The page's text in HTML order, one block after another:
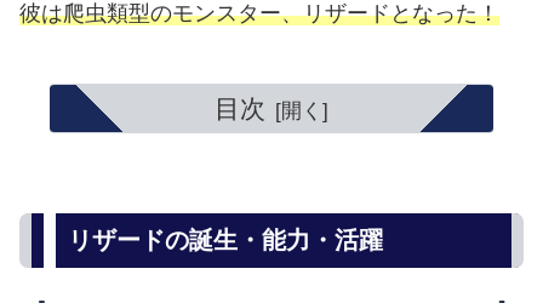
彼は爬虫類型のモンスター、リザードとなった！
目次
リザードの誕生・能力・活躍